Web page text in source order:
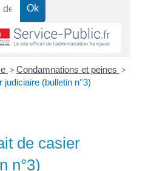
> Condamnations et peines >
(bulletin n°3)
de casier
n°3)